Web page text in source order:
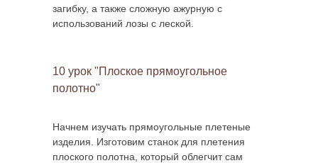
загибку, а также сложную ажурную с
использований лозы с леской.
10 урок "Плоское прямоугольное
полотно"
Начнем изучать прямоугольные плетеные
изделия. Изготовим станок для плетения
плоского полотна, который облегчит сам